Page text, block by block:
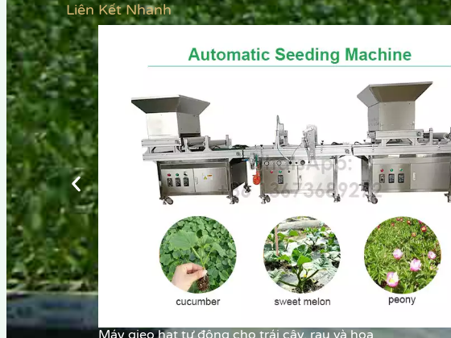
Liên Kết Nhanh
Máy gieo hạt tự động cho trái cây, rau và hoa